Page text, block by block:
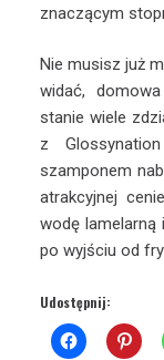
znaczącym
Nie musisz już
widać,
stanie wiele
z
szamponem
atrakcyjnej
wodę
po wyjściu od
Udostępnij: